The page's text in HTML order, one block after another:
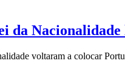
da
voltaram a colocar